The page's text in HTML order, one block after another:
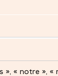
« notre », «